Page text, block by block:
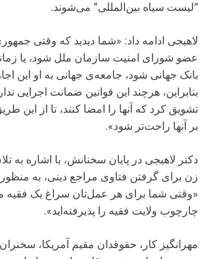
“لیست سیاه بین‌المللی” می‌شوند.
لاهیجی ادامه داد: «شما دیدید که وقتی
عضو شورای امنیت سازمان ملل شود، یا
بانک جهانی شود، جامعه‌ی جهانی به او این
بنابراین، هرچند این قوانین ضمانت اجرایی
تشویق کرد که آنها را امضا کنند، تا از این
بر آنها راحت‌تر شود».
دکتر لاهیجی در پایان سخنانش، با اشاره به
زن برای گرفتن فتاوی مراجع دینی، به منظور
«وقتی شما برای هر عمل‌تان سراغ یک فقیه
چارچوب ولایت فقیه را پذیرفته‌اید».
مهرانگیز کار، حقوقدان مقیم آمریکا،